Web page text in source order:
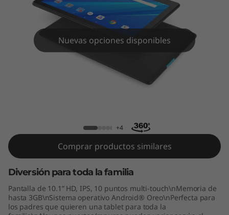
Nuevas opciones disponibles
+4
Comprar productos similares
Diversión para toda la familia
Pantalla de 10.1” HD, IPS, 10 puntos multi-touch\nMemoria de
hasta 3GB\nSistema operativo Android® Oreo\nPerfecta para
los padres que quieren una tablet para toda la